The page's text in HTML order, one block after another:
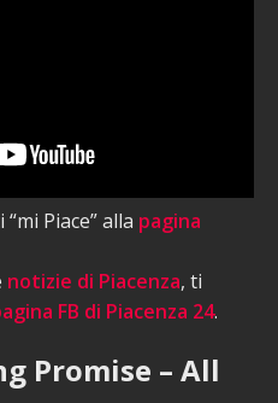
Piace” alla pagina
notizie di Piacenza, ti
FB di Piacenza 24.
Promise – All